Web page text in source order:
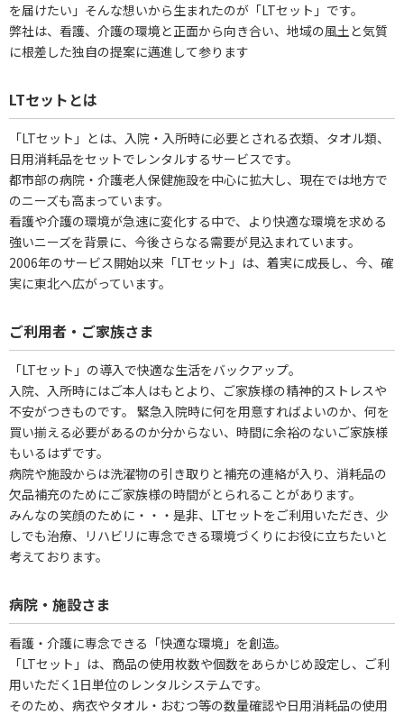
を届けたい」そんな想いから生まれたのが「LTセット」です。
弊社は、看護、介護の環境と正面から向き合い、地域の風土と気質
に根差した独自の提案に邁進して参ります
LTセットとは
「LTセット」とは、入院・入所時に必要とされる衣類、タオル類、
日用消耗品をセットでレンタルするサービスです。
都市部の病院・介護老人保健施設を中心に拡大し、現在では地方で
のニーズも高まっています。
看護や介護の環境が急速に変化する中で、より快適な環境を求める
強いニーズを背景に、今後さらなる需要が見込まれています。
2006年のサービス開始以来「LTセット」は、着実に成長し、今、確
実に東北へ広がっています。
ご利用者・ご家族さま
「LTセット」の導入で快適な生活をバックアップ。
入院、入所時にはご本人はもとより、ご家族様の精神的ストレスや
不安がつきものです。 緊急入院時に何を用意すればよいのか、何を
買い揃える必要があるのか分からない、時間に余裕のないご家族様
もいるはずです。
病院や施設からは洗濯物の引き取りと補充の連絡が入り、消耗品の
欠品補充のためにご家族様の時間がとられることがあります。
みんなの笑顔のために・・・是非、LTセットをご利用いただき、少
しでも治療、リハビリに専念できる環境づくりにお役に立ちたいと
考えております。
病院・施設さま
看護・介護に専念できる「快適な環境」を創造。
「LTセット」は、商品の使用枚数や個数をあらかじめ設定し、ご利
用いただく1日単位のレンタルシステムです。
そのため、病衣やタオル・おむつ等の数量確認や日用消耗品の使用